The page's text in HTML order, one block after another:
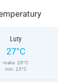
Luty
27°C
maks. 28°C
min. 25°C